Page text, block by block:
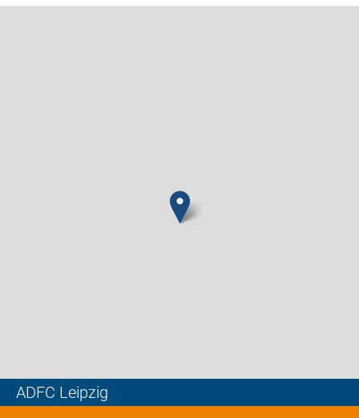
ADFC Leipzig